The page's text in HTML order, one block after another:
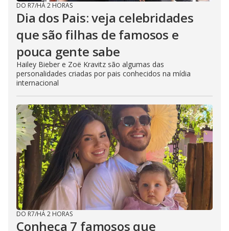
DO R7/HÁ 2 HORAS
Dia dos Pais: veja celebridades
que são filhas de famosos e
pouca gente sabe
Hailey Bieber e Zoë Kravitz são algumas das
personalidades criadas por pais conhecidos na mídia
internacional
DO R7/HÁ 2 HORAS
Conheça 7 famosos que